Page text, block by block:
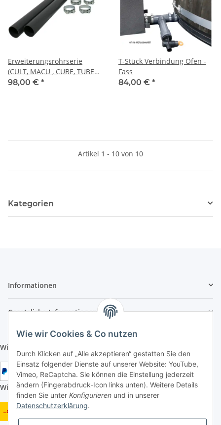
Erweiterungsrohrserie
(CULT, MACU , CUBE, TUBE
ALU-Öfen)
98,00 € *
T-Stück Verbindung Ofen -
Fass
84,00 € *
Artikel 1 - 10 von 10
Kategorien
Informationen
Gesetzliche Informationen
Wir aktzeptieren folgende Zahlungsarten:
Wir versenden mit folgenden Versandarten:
Wie wir Cookies & Co nutzen
Durch Klicken auf „Alle akzeptieren“ gestatten Sie den
Einsatz folgender Dienste auf unserer Website: YouTube,
Vimeo, ReCaptcha. Sie können die Einstellung jederzeit
ändern (Fingerabdruck-Icon links unten). Weitere Details
finden Sie unter Konfigurieren und in unserer
Datenschutzerklärung.